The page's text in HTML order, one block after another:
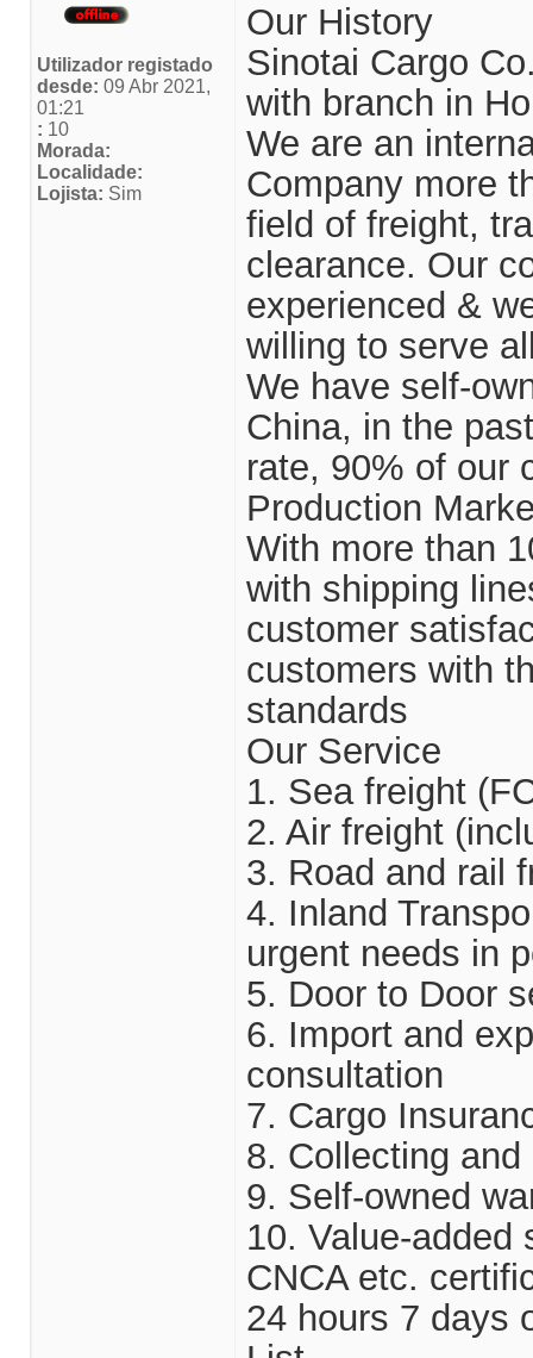
Utilizador registado
desde: 09 Abr 2021,
01:21
: 10
Morada:
Localidade:
Lojista: Sim
Our History
Sinotai Cargo
with branch in
We are an
Company more
field of freight,
clearance. Our
experienced &
willing to serve
We have self-
China, in the
rate, 90% of our
Production
With more than
with shipping
customer
customers with
standards
Our Service
1. Sea freight
2. Air freight
3. Road and rail
4. Inland
urgent needs in
5. Door to Door
6. Import and
consultation
7. Cargo
8. Collecting
9. Self-owned
10. Value-added
CNCA etc.
24 hours 7 days